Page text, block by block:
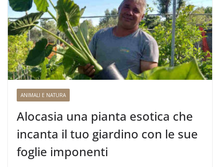
ANIMALI E NATURA
Alocasia una pianta esotica che
incanta il tuo giardino con le sue
foglie imponenti